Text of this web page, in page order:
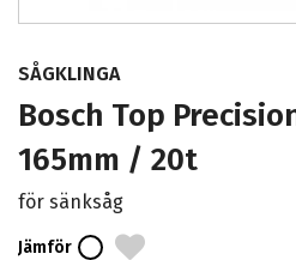
SÅGKLINGA
Bosch Top
165mm / 20t
för sänksåg
Jämför